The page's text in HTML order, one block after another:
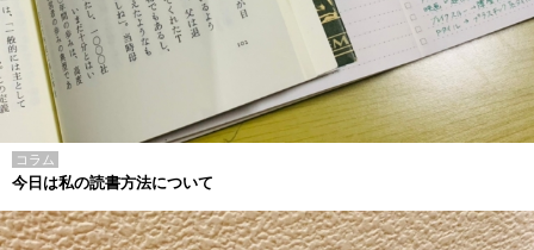
コラム
今日は私の読書方法について